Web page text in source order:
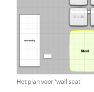
Het plan voor 'wall seat'